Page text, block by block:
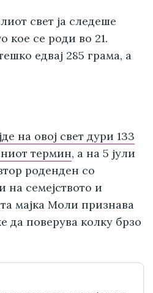
свет ја следеше
кое се роди во 21.
едвај 285 грама, а
на овој свет дури 133
термин, а на 5 јули
роденден со
на семејството и
мајка Моли признава
да поверува колку брзо